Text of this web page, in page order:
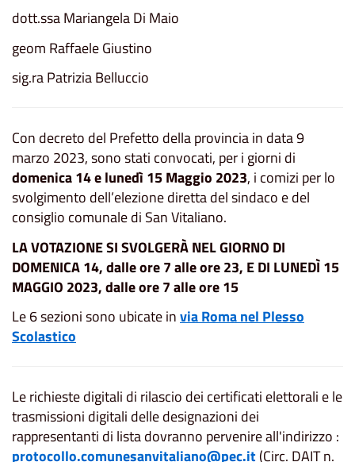
dott.ssa Mariangela Di Maio
geom Raffaele Giustino
sig.ra Patrizia Belluccio
Con decreto del Prefetto della provincia in data 9
marzo 2023, sono stati convocati, per i giorni di
domenica 14 e lunedì 15 Maggio 2023, i comizi per lo
svolgimento dell’elezione diretta del sindaco e del
consiglio comunale di San Vitaliano.
LA VOTAZIONE SI SVOLGERÀ NEL GIORNO DI
DOMENICA 14, dalle ore 7 alle ore 23, E DI LUNEDÌ 15
MAGGIO 2023, dalle ore 7 alle ore 15
Le 6 sezioni sono ubicate invia Roma nel Plesso
Scolastico
Le richieste digitali di rilascio dei certificati elettorali e le
trasmissioni digitali delle designazioni dei
rappresentanti di lista dovranno pervenire all'indirizzo :
protocollo.comunesanvitaliano@pec.it(Circ. DAIT n.